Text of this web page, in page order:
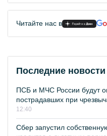
Читайте нас в
Последние новости
ПСБ и МЧС России будут
пострадавших при
12:40
Сбер запустил